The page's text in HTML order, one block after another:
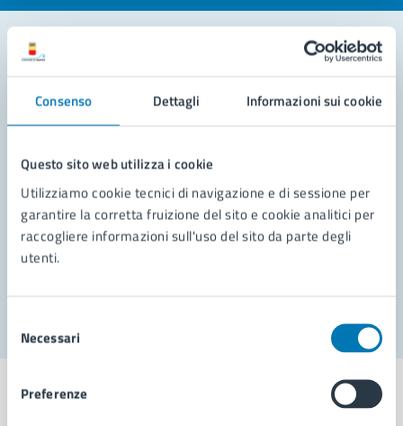
Consenso Dettagli Informazioni sui cookie
Questo sito web utilizza i cookie
Utilizziamo cookie tecnici di navigazione e di sessione per
garantire la corretta fruizione del sito e cookie analitici per
raccogliere informazioni sull'uso del sito da parte degli
utenti.
delNecessari
Preferenze
Leggi le domande frequenti
Richiedi assistenza
Prenota appuntamento
Problemi in città